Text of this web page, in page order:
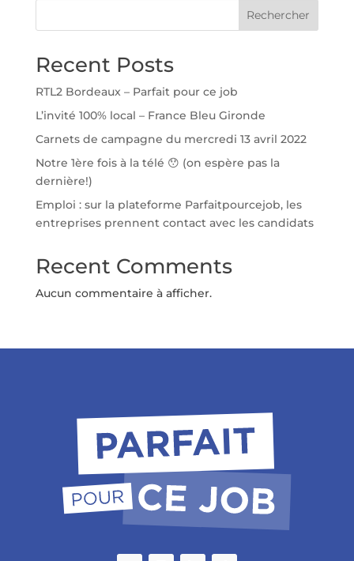
Rechercher
Recent Posts
RTL2 Bordeaux – Parfait pour ce job
L’invité 100% local – France Bleu Gironde
Carnets de campagne du mercredi 13 avril 2022
Notre 1ère fois à la télé 😯 (on espère pas la
dernière!)
Emploi : sur la plateforme Parfaitpourcejob, les
entreprises prennent contact avec les candidats
Recent Comments
Aucun commentaire à afficher.